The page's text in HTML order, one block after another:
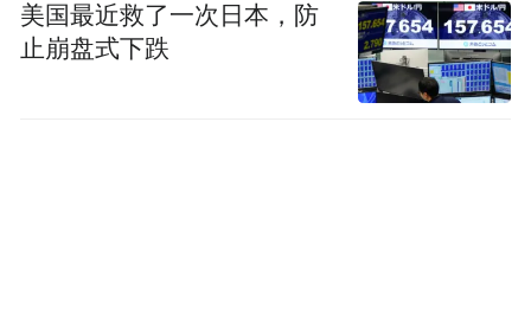
美国最近救了一次日本，防
止崩盘式下跌